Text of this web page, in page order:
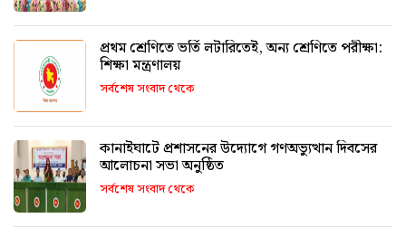
প্রথম শ্রেণিতে ভর্তি লটারিতেই, অন্য শ্রেণিতে পরীক্ষা:
শিক্ষা মন্ত্রণালয়
সর্বশেষ সংবাদ থেকে
কানাইঘাটে প্রশাসনের উদ্যোগে গণঅভ্যুত্থান দিবসের
আলোচনা সভা অনুষ্ঠিত
সর্বশেষ সংবাদ থেকে